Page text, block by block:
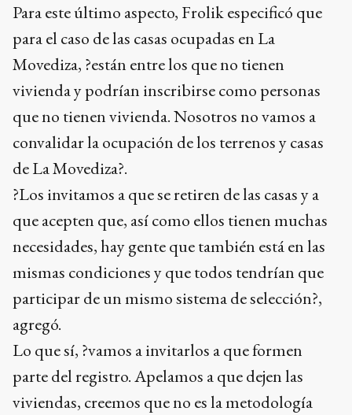
Para este último aspecto, Frolik especificó que
para el caso de las casas ocupadas en La
Movediza, ?están entre los que no tienen
vivienda y podrían inscribirse como personas
que no tienen vivienda. Nosotros no vamos a
convalidar la ocupación de los terrenos y casas
de La Movediza?.
?Los invitamos a que se retiren de las casas y a
que acepten que, así como ellos tienen muchas
necesidades, hay gente que también está en las
mismas condiciones y que todos tendrían que
participar de un mismo sistema de selección?,
agregó.
Lo que sí, ?vamos a invitarlos a que formen
parte del registro. Apelamos a que dejen las
viviendas, creemos que no es la metodología